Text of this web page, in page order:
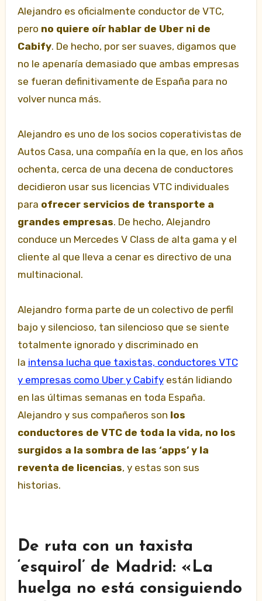
Alejandro es oficialmente conductor de VTC,
pero no quiere oír hablar de Uber ni de
Cabify. De hecho, por ser suaves, digamos que
no le apenaría demasiado que ambas empresas
se fueran definitivamente de España para no
volver nunca más.
Alejandro es uno de los socios coperativistas de
Autos Casa, una compañía en la que, en los años
ochenta, cerca de una decena de conductores
decidieron usar sus licencias VTC individuales
para ofrecer servicios de transporte a
grandes empresas. De hecho, Alejandro
conduce un Mercedes V Class de alta gama y el
cliente al que lleva a cenar es directivo de una
multinacional.
Alejandro forma parte de un colectivo de perfil
bajo y silencioso, tan silencioso que se siente
totalmente ignorado y discriminado en
la intensa lucha que taxistas, conductores VTC
y empresas como Uber y Cabifyestán lidiando
en las últimas semanas en toda España.
Alejandro y sus compañeros son los
conductores de VTC de toda la vida, no los
surgidos a la sombra de las ‘apps’ y la
reventa de licencias, y estas son sus
historias.
De ruta con un taxista
‘esquirol’ de Madrid: «La
huelga no está consiguiendo